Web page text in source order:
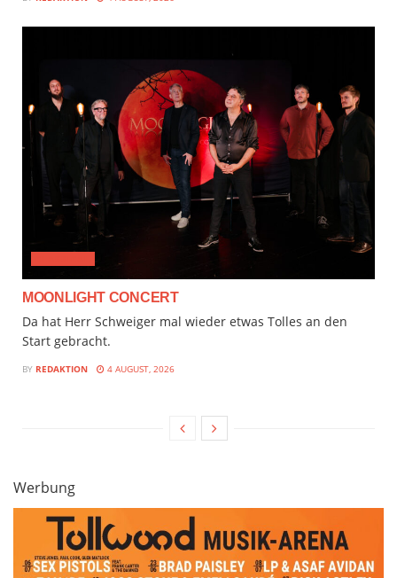
MOONLIGHT CONCERT
Da hat Herr Schweiger mal wieder etwas Tolles an den
Start gebracht.
BY REDAKTION 4 AUGUST, 2026
Werbung